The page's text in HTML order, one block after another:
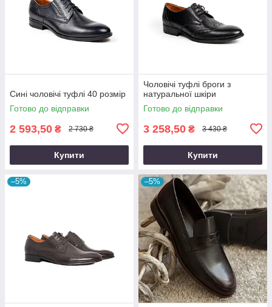
Сині чоловічі туфлі 40 розмір
Готово до відправки
2 593,50 ₴ 2 730 ₴
Купити
Чоловічі туфлі броги з
натуральної шкіри
Готово до відправки
3 258,50 ₴ 3 430 ₴
Купити
–5% –5%